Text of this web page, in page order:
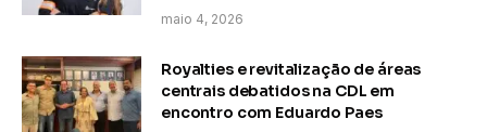
maio 4, 2026
Royalties e revitalização de áreas
centrais debatidos na CDL em
encontro com Eduardo Paes